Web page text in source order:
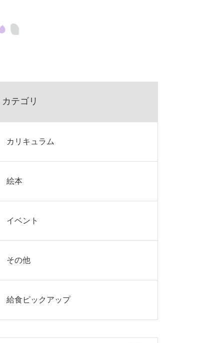
カテゴリ
カリキュラム
絵本
イベント
その他
給食ピックアップ